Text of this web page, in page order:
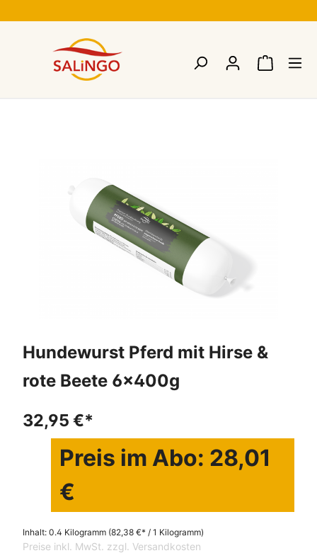
Hundewurst Pferd mit Hirse &
rote Beete 6x400g
32,95 €*
Preis im Abo: 28,01
€
Inhalt: 0.4 Kilogramm (82,38 €* / 1 Kilogramm)
Preise inkl. MwSt. zzgl. Versandkosten